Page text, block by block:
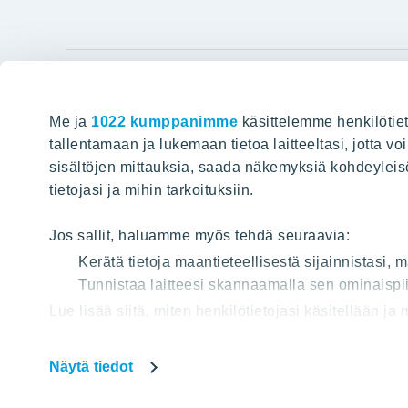
Me ja 1022 kumppanimme käsittelemme
tallentamaan ja lukemaan tietoa laitteeltasi, jotta
sisältöjen mittauksia, saada näkemyksiä
tietojasi ja mihin tarkoituksiin.
Jos sallit, haluamme myös tehdä seuraavia:
Kerätä tietoja maantieteellisestä sijainnistasi,
Tunnistaa laitteesi skannaamalla sen
Lue lisää siitä, miten henkilötietojasi käsitellään ja
Käytämme verkkosivuillamme evästeitä, jotta
Näytä tiedot
Hyvin rakennettu huominen
HAKU
Tietoa
Töihin
Projektit
Media